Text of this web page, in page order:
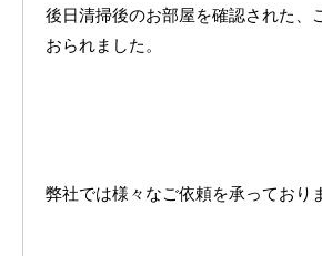
後日清掃後のお部屋を確認された、
おられました。
弊社では様々なご依頼を承っており